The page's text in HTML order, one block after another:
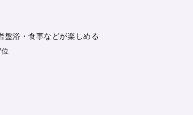
盤浴・食事などが楽しめる